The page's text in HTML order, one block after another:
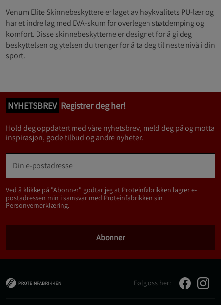
Venum Elite Skinnebeskyttere er laget av høykvalitets PU-lær og
har et indre lag med EVA-skum for overlegen støtdemping og
komfort. Disse skinnebeskytterne er designet for å gi deg
beskyttelsen og ytelsen du trenger for å ta deg til neste nivå i din
sport.
NYHETSBREV Registrer deg her!
Hold deg oppdatert med våre nyhetsbrev, meld deg på og motta
inspirasjon, gode tilbud og andre nyheter.
Ved å klikke på "Abonner" godtar jeg at Proteinfabrikken lagrer e-
postadressen min i samsvar med Proteinfabrikken sin
Personvernerklæring.
Abonner
Følg oss her: